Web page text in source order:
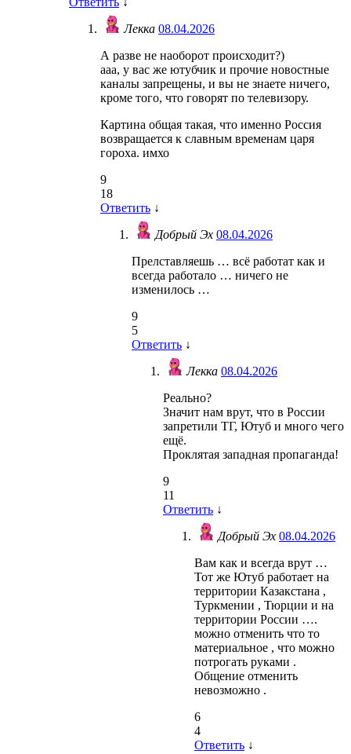
Лекка 08.04.2026
А разве не наоборот происходит?)
ааа, у вас же ютубчик и прочие новостные
каналы запрещены, и вы не знаете ничего,
кроме того, что говорят по телевизору.
Картина общая такая, что именно Россия
возвращается к славным временам царя
гороха. имхо
9
18
Ответить ↓
Добрый Эх 08.04.2026
Прелставляешь … всё работат как и
всегда работало … ничего не
изменилось …
9
5
Ответить ↓
Лекка 08.04.2026
Реально?
Значит нам врут, что в России
запретили ТГ, Ютуб и много чего
ещё.
Проклятая западная пропаганда!
9
11
Ответить ↓
Добрый Эх 08.04.2026
Вам как и всегда врут …
Тот же Ютуб работает на
территории Казакстана ,
Туркмении , Тюрции и на
территории России ….
можно отменить что то
материальное , что можно
потрогать руками .
Общение отменить
невозможно .
6
4
Ответить ↓